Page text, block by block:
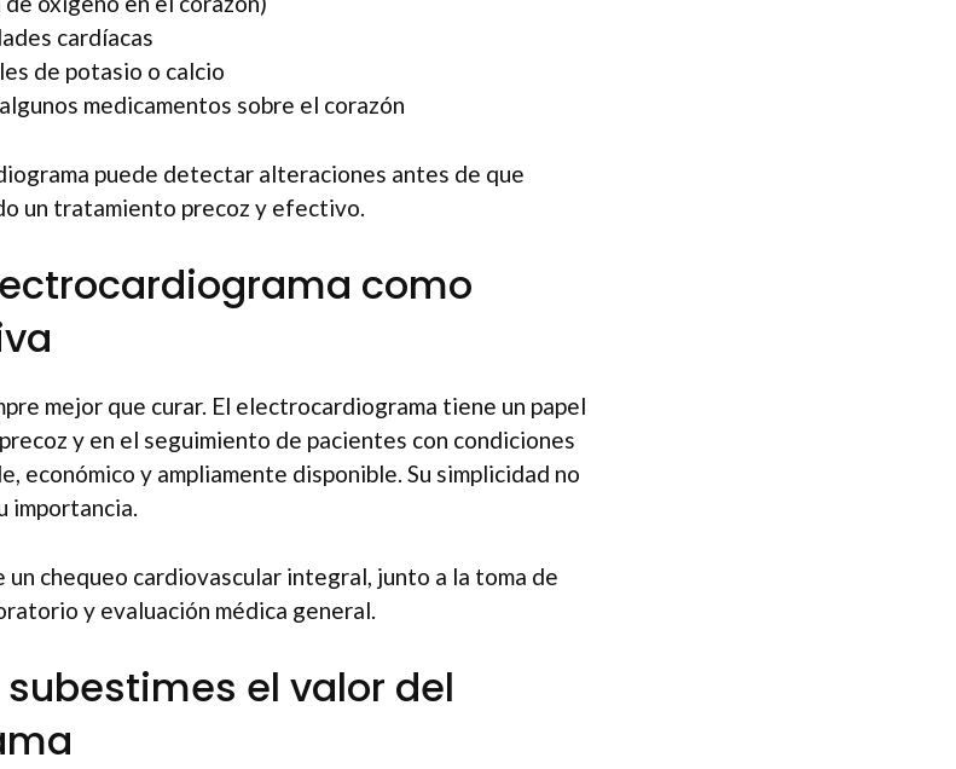
cardíacas
de potasio o calcio
medicamentos sobre el corazón
puede detectar alteraciones antes de que
un tratamiento precoz y efectivo.
como
mejor que curar. El electrocardiograma tiene un papel
y en el seguimiento de pacientes con condiciones
económico y ampliamente disponible. Su simplicidad no
importancia.
chequeo cardiovascular integral, junto a la toma de
y evaluación médica general.
el valor del